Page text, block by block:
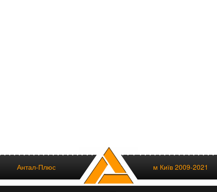
Антал-Плюс м Київ 2009-2021